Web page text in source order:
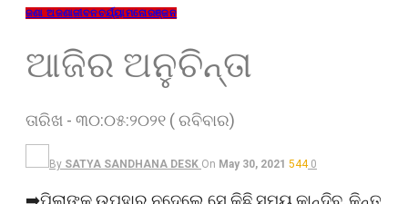
ଜଣା ଅଜଣାଜୀବନଚର୍ଯ୍ୟାମନୋରଞ୍ଜନ
ଆଜିର ଅନୁଚିନ୍ତା
ତାରିଖ - ୩୦:୦୫:୨୦୨୧ ( ରବିବାର)
By SATYA SANDHANA DESK On May 30, 2021 5440
➡️ପିଲାଙ୍କୁ ଉପହାର ନଦେଲେ ସେ କିଛି ସମୟ କାନ୍ଦିବ, କିନ୍ତୁ